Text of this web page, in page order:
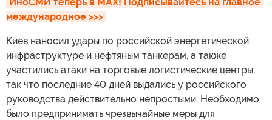
международное >>>
Киев наносил удары по российской энергетической
инфраструктуре и нефтяным танкерам, а также
участились атаки на торговые логистические центры,
так что последние 40 дней выдались у российского
руководства действительно непростыми. Необходимо
было предпринимать чрезвычайные меры для